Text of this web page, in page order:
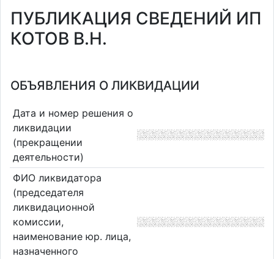
ПУБЛИКАЦИЯ СВЕДЕНИЙ ИП
КОТОВ В.Н.
ОБЪЯВЛЕНИЯ О ЛИКВИДАЦИИ
Дата и номер решения о
ликвидации
(прекращении
деятельности)
ФИО ликвидатора
(председателя
ликвидационной
комиссии,
наименование юр. лица,
назначенного